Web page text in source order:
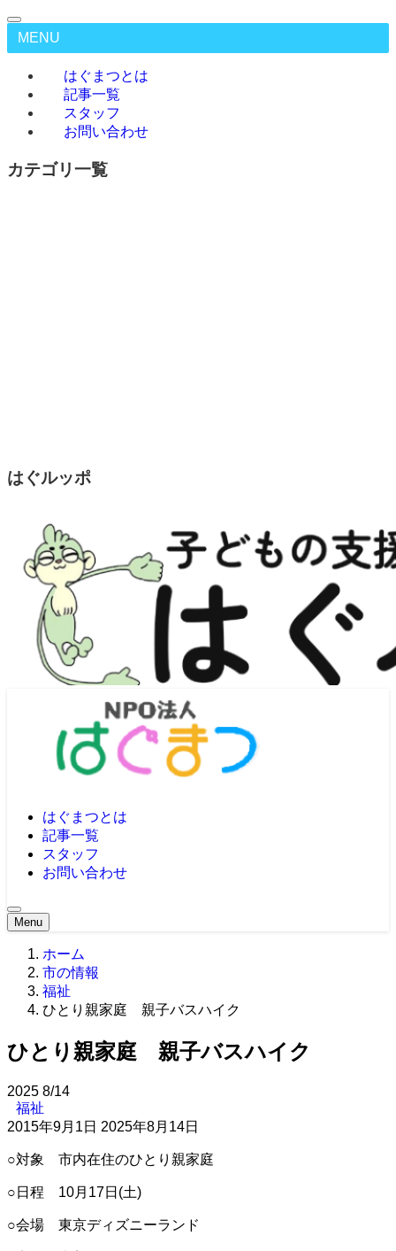
MENU
はぐまつとは
記事一覧
スタッフ
お問い合わせ
カテゴリ一覧
はぐルッポ
はぐまつとは
記事一覧
スタッフ
お問い合わせ
Menu
ホーム
市の情報
福祉
ひとり親家庭 親子バスハイク
ひとり親家庭 親子バスハイク
2025 8/14
福祉
2015年9月1日 2025年8月14日
○対象 市内在住のひとり親家庭
○日程 10月17日(土)
○会場 東京ディズニーランド